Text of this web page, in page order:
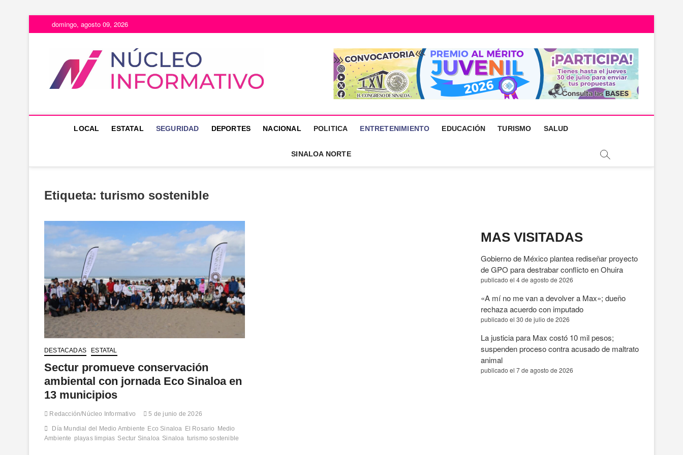
al
domingo, agosto 09, 2026
Núcleo Informativo
PORTAL DE NOTICIAS LOCALES DEL ESTADO DE SINALOA
LOCAL ESTATAL SEGURIDAD DEPORTES NACIONAL POLITICA ENTRETENIMIENTO EDUCACIÓN TURISMO SALUD
SINALOA NORTE
Etiqueta: turismo sostenible
DESTACADAS ESTATAL
Sectur promueve conservación
ambiental con jornada Eco Sinaloa en
13 municipios
Redacción/Núcleo Informativo 5 de junio de 2026
Día Mundial del Medio Ambiente Eco Sinaloa El Rosario
Medio
Ambiente playas limpias Sectur Sinaloa Sinaloa turismo sostenible
MAS VISITADAS
Gobierno de México plantea rediseñar proyecto
de GPO para destrabar conflicto en Ohuira
publicado el 4 de agosto de 2026
«A mí no me van a devolver a Max»; dueño
rechaza acuerdo con imputado
publicado el 30 de julio de 2026
La justicia para Max costó 10 mil pesos;
suspenden proceso contra acusado de maltrato
animal
publicado el 7 de agosto de 2026